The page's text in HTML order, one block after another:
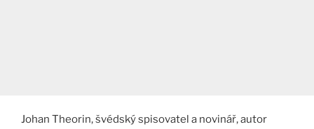
Johan Theorin, švédský spisovatel a novinář, autor